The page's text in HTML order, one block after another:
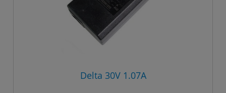
Delta 30V 1.07A